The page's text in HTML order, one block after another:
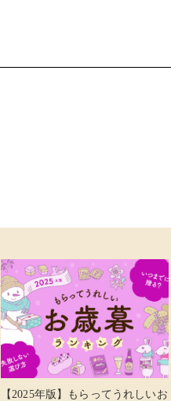
【2025年版】もらってうれしいお